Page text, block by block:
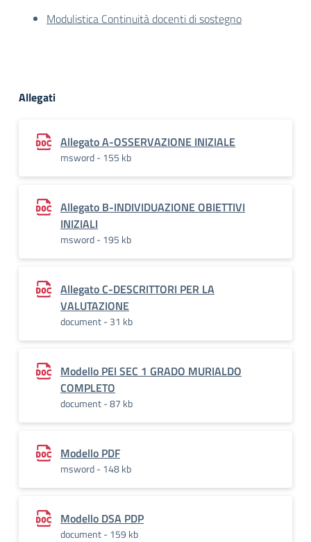
Modulistica Continuità docenti di sostegno
Allegati
Allegato A-OSSERVAZIONE INIZIALE
msword - 155 kb
Allegato B-INDIVIDUAZIONE OBIETTIVI
INIZIALI
msword - 195 kb
Allegato C-DESCRITTORI PER LA
VALUTAZIONE
document - 31 kb
Modello PEI SEC 1 GRADO MURIALDO
COMPLETO
document - 87 kb
Modello PDF
msword - 148 kb
Modello DSA PDP
document - 159 kb